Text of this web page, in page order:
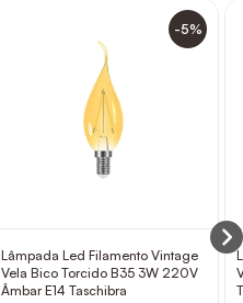
-5%
Lâmpada Led Filamento Vintage
Vela Bico Torcido B35 3W 220V
Âmbar E14 Taschibra